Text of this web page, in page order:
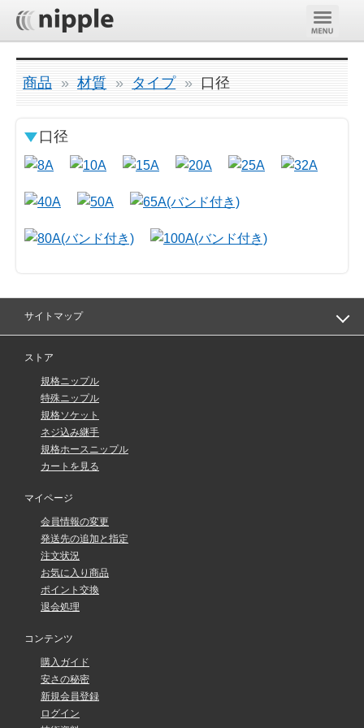
商品 材質 タイプ 口径
口径
サイトマップ
ストア
規格ニップル
特殊ニップル
規格ソケット
ネジ込み継手
規格ホースニップル
カートを見る
マイページ
会員情報の変更
発送先の追加と指定
注文状況
お気に入り商品
ポイント交換
退会処理
コンテンツ
購入ガイド
安さの秘密
新規会員登録
ログイン